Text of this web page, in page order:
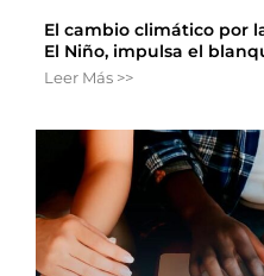
El cambio climático por
El Niño, impulsa el
Leer Más >>